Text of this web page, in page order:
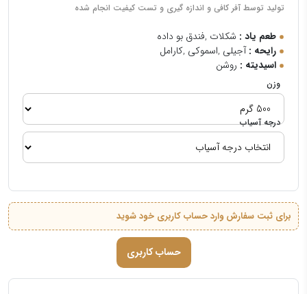
تولید توسط آفر کافی و اندازه گیری و تست کیفیت انجام شده
طعم یاد : شکلات ,فندق بو داده
رایحه : آجیلی ,اسموکی ,کارامل
اسیدیته : روشن
وزن
درجه آسیاب
برای ثبت سفارش وارد حساب کاربری خود شوید
حساب کاربری